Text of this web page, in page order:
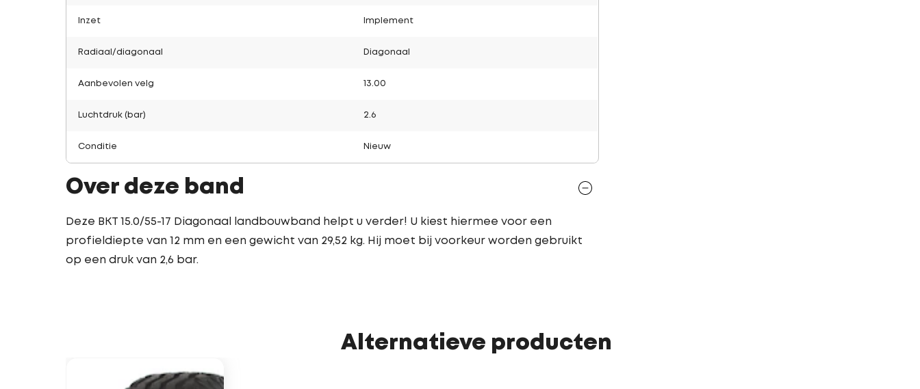
Inzet Implement
Radiaal/diagonaal Diagonaal
Aanbevolen velg 13.00
Luchtdruk (bar) 2.6
Conditie Nieuw
Over deze band
Deze BKT 15.0/55-17 Diagonaal landbouwband helpt u verder! U kiest hiermee voor een
profieldiepte van 12 mm en een gewicht van 29,52 kg. Hij moet bij voorkeur worden gebruikt
op een druk van 2,6 bar.
Alternatieve producten